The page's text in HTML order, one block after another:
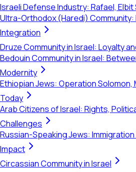
Israeli Defense Industry: Rafael, Elbit
Ultra-Orthodox (Haredi) Community:
Integration
Druze Community in Israel: Loyalty
Bedouin Community in Israel:
Modernity
Ethiopian Jews: Operation Solomon,
Today
Arab Citizens of Israel: Rights,
Challenges
Russian-Speaking Jews:
Impact
Circassian Community in Israel